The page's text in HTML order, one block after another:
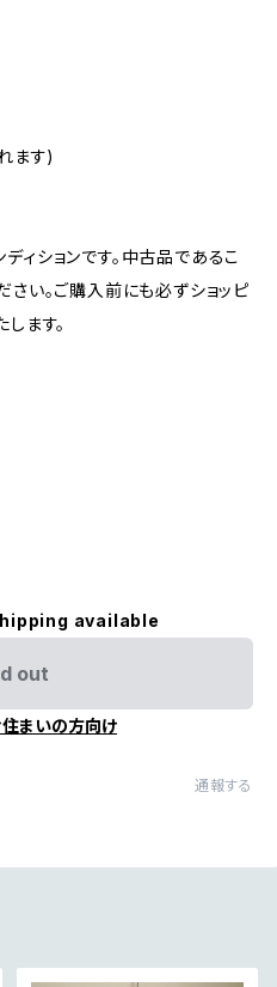
ます)
ィションです。中古品であるこ
い。ご購入前にも必ずショッピ
ます。
available
out
まいの方向け
通報する